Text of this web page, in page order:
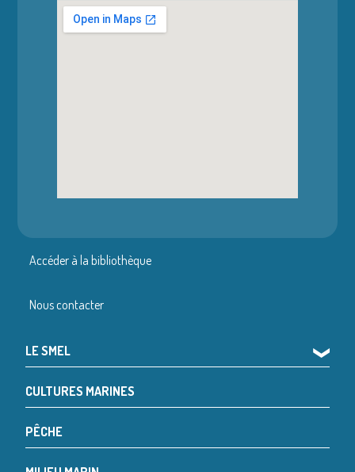
Accéder à la bibliothèque
Nous contacter
LE SMEL ❯
CULTURES MARINES
PÊCHE